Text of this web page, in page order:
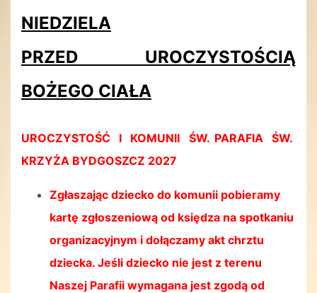
NIEDZIELA
PRZED UROCZYSTOŚCIĄ
BOŻEGO CIAŁA
UROCZYSTOŚĆ I KOMUNII ŚW. PARAFIA ŚW.
KRZYŻA BYDGOSZCZ 2027
Zgłaszając dziecko do komunii pobieramy
kartę zgłoszeniową od księdza na spotkaniu
organizacyjnym i dołączamy akt chrztu
dziecka. Jeśli dziecko nie jest z terenu
Naszej Parafii wymagana jest zgodą od